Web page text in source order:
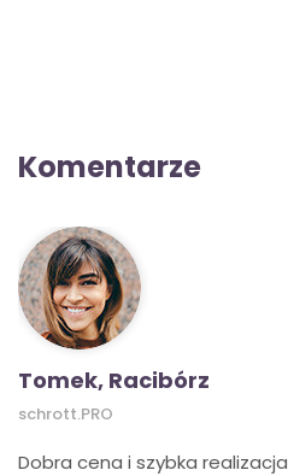
Komentarze
Tomek, Racibórz
schrott.PRO
Dobra cena i szybka